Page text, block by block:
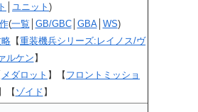
ユニット )
(一覧 GB/GBC│ GBA│ WS)
【重装機兵シリーズ:レイノス/ヴ
ァルケン】
メダロット 】【フロントミッショ
【ゾイド】